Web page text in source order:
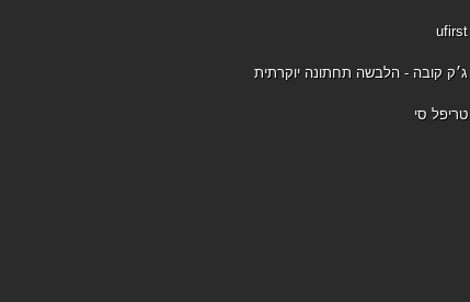
ufirst
ג׳ק קובה - הלבשה תחתונה יוקרתית
טריפל סי